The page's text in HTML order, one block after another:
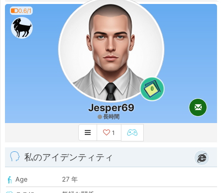
0.6/1
0
Jesper69
長時間
1
私のアイデンティティ
Age
27 年